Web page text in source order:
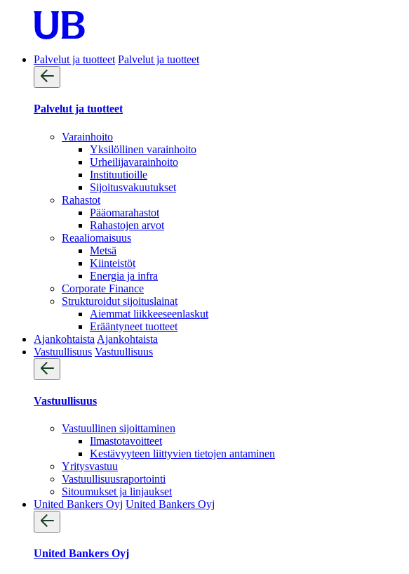
Palvelut ja tuotteet Palvelut ja tuotteet
Palvelut ja tuotteet
Varainhoito
Yksilöllinen varainhoito
Urheilijavarainhoito
Instituutioille
Sijoitusvakuutukset
Rahastot
Pääomarahastot
Rahastojen arvot
Reaaliomaisuus
Metsä
Kiinteistöt
Energia ja infra
Corporate Finance
Strukturoidut sijoituslainat
Aiemmat liikkeeseenlaskut
Erääntyneet tuotteet
Ajankohtaista Ajankohtaista
Vastuullisuus Vastuullisuus
Vastuullisuus
Vastuullinen sijoittaminen
Ilmastotavoitteet
Kestävyyteen liittyvien tietojen antaminen
Yritysvastuu
Vastuullisuus­raportointi
Sitoumukset ja linjaukset
United Bankers Oyj United Bankers Oyj
United Bankers Oyj